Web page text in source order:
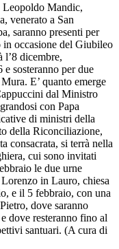
Leopoldo Mandic,
venerato a San
saranno presenti per
occasione del Giubileo
l’8 dicembre,
sosteranno per due
E’ quanto emerge
dal Ministro
con Papa
di ministri della
della Riconciliazione,
consacrata, si terrà nella
cui sono invitati
le due urne
in Lauro, chiesa
e il 5 febbraio, con una
dove saranno
dove resteranno fino al
santuari. (A cura di